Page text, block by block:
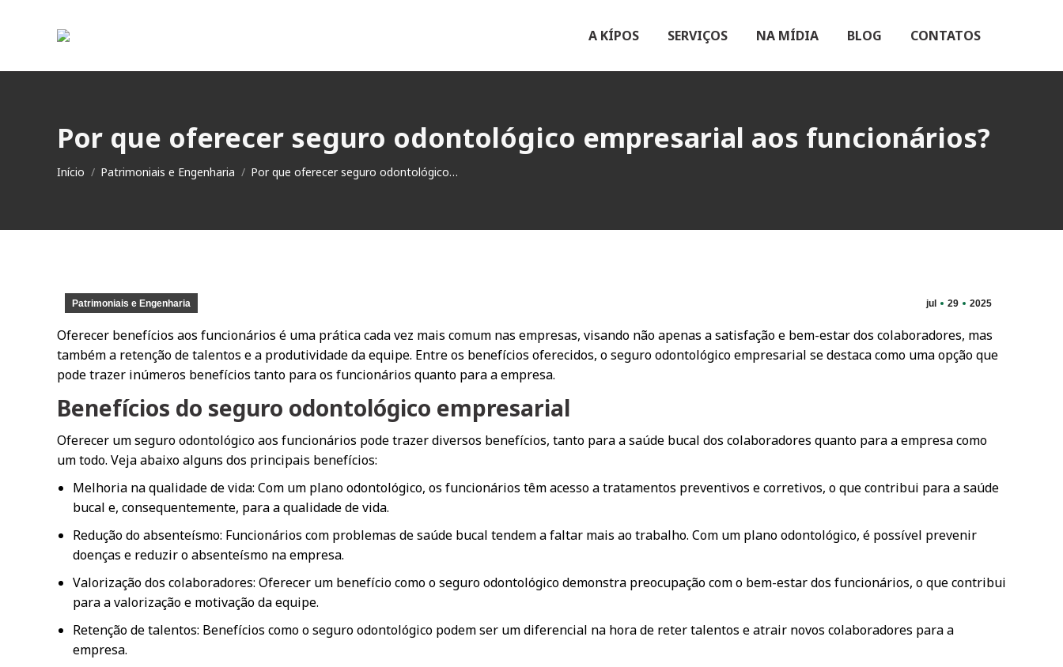
A KÍPOS SERVIÇOS NA MÍDIA BLOG CONTATOS
Por que oferecer seguro odontológico empresarial aos funcionários?
Você está aqui:
Início Patrimoniais e Engenharia Por que oferecer seguro odontológico…
jul 29 2025
Patrimoniais e Engenharia
Oferecer benefícios aos funcionários é uma prática cada vez mais comum nas empresas, visando não apenas a satisfação e bem-estar dos colaboradores, mas
também a retenção de talentos e a produtividade da equipe. Entre os benefícios oferecidos, o seguro odontológico empresarial se destaca como uma opção que
pode trazer inúmeros benefícios tanto para os funcionários quanto para a empresa.
Benefícios do seguro odontológico empresarial
Oferecer um seguro odontológico aos funcionários pode trazer diversos benefícios, tanto para a saúde bucal dos colaboradores quanto para a empresa como
um todo. Veja abaixo alguns dos principais benefícios:
Melhoria na qualidade de vida: Com um plano odontológico, os funcionários têm acesso a tratamentos preventivos e corretivos, o que contribui para a saúde
bucal e, consequentemente, para a qualidade de vida.
Redução do absenteísmo: Funcionários com problemas de saúde bucal tendem a faltar mais ao trabalho. Com um plano odontológico, é possível prevenir
doenças e reduzir o absenteísmo na empresa.
Valorização dos colaboradores: Oferecer um benefício como o seguro odontológico demonstra preocupação com o bem-estar dos funcionários, o que contribui
para a valorização e motivação da equipe.
Retenção de talentos: Benefícios como o seguro odontológico podem ser um diferencial na hora de reter talentos e atrair novos colaboradores para a
empresa.